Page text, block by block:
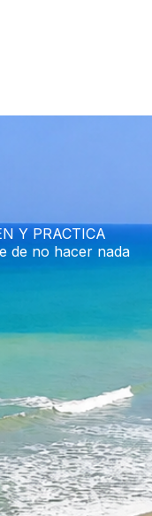
Y PRACTICA
de no hacer nada